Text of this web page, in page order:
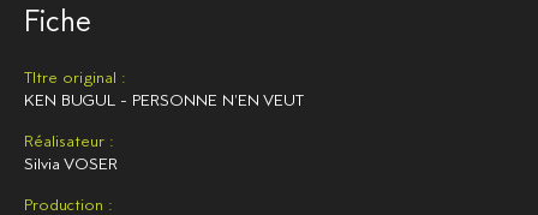
Fiche
TItre original :
KEN BUGUL - PERSONNE N'EN VEUT
Réalisateur :
Silvia VOSER
Production :